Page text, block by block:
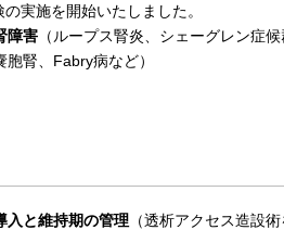
実施を開始いたしました。
障害（ループス腎炎、シェーグレン症
胞腎、Fabry病など）
入と維持期の管理（透析アクセス造設術